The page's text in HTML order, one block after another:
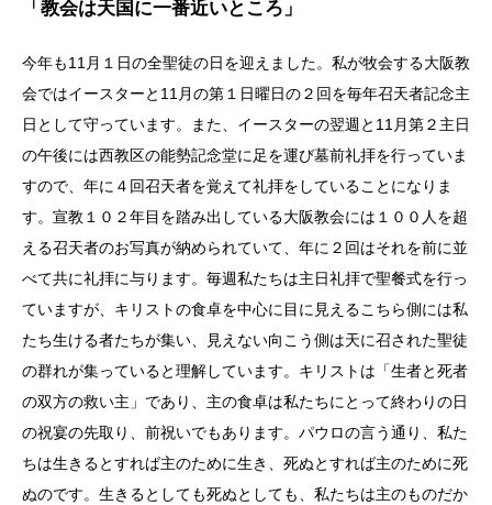
「教会は天国に一番近いところ」
今年も11月１日の全聖徒の日を迎えました。私が牧会する大阪教
会ではイースターと11月の第１日曜日の２回を毎年召天者記念主
日として守っています。また、イースターの翌週と11月第２主日
の午後には西教区の能勢記念堂に足を運び墓前礼拝を行っていま
すので、年に４回召天者を覚えて礼拝をしていることになりま
す。宣教１０２年目を踏み出している大阪教会には１００人を超
える召天者のお写真が納められていて、年に２回はそれを前に並
べて共に礼拝に与ります。毎週私たちは主日礼拝で聖餐式を行っ
ていますが、キリストの食卓を中心に目に見えるこちら側には私
たち生ける者たちが集い、見えない向こう側は天に召された聖徒
の群れが集っていると理解しています。キリストは「生者と死者
の双方の救い主」であり、主の食卓は私たちにとって終わりの日
の祝宴の先取り、前祝いでもあります。パウロの言う通り、私た
ちは生きるとすれば主のために生き、死ぬとすれば主のために死
ぬのです。生きるとしても死ぬとしても、私たちは主のものだか